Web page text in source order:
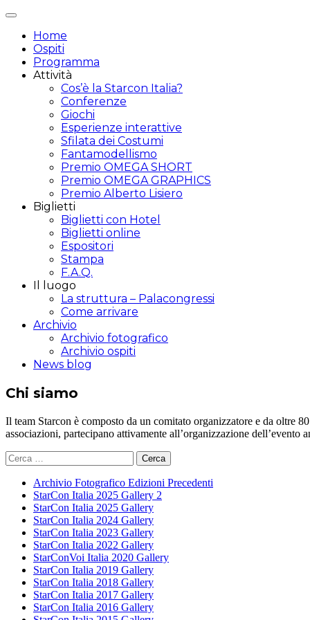
Attiva/disattiva
navigazione
Home
Ospiti
Programma
Attività
Cos’è la Starcon Italia?
Conferenze
Giochi
Esperienze interattive
Sfilata dei Costumi
Fantamodellismo
Premio OMEGA SHORT
Premio OMEGA GRAPHICS
Premio Alberto Lisiero
Biglietti
Biglietti con Hotel
Biglietti online
Espositori
Stampa
F.A.Q.
Il luogo
La struttura – Palacongressi
Come arrivare
Archivio
Archivio fotografico
Archivio ospiti
News blog
Chi siamo
Il team Starcon è composto da un comitato organizzatore e da oltre
associazioni, partecipano attivamente all’organizzazione
Ricerca
per:
Archivio Fotografico Edizioni Precedenti
StarCon Italia 2025 Gallery 2
StarCon Italia 2025 Gallery
StarCon Italia 2024 Gallery
StarCon Italia 2023 Gallery
StarCon Italia 2022 Gallery
StarConVoi Italia 2020 Gallery
StarCon Italia 2019 Gallery
StarCon Italia 2018 Gallery
StarCon Italia 2017 Gallery
StarCon Italia 2016 Gallery